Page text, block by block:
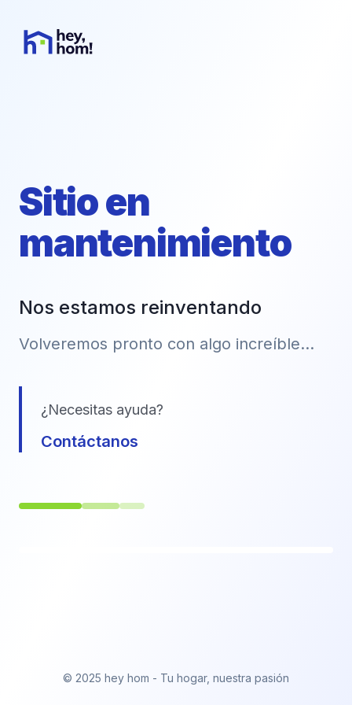
Sitio en
mantenimiento
Nos estamos reinventando
Volveremos pronto con algo increíble...
¿Necesitas ayuda?
Contáctanos
© 2025 hey hom - Tu hogar, nuestra pasión